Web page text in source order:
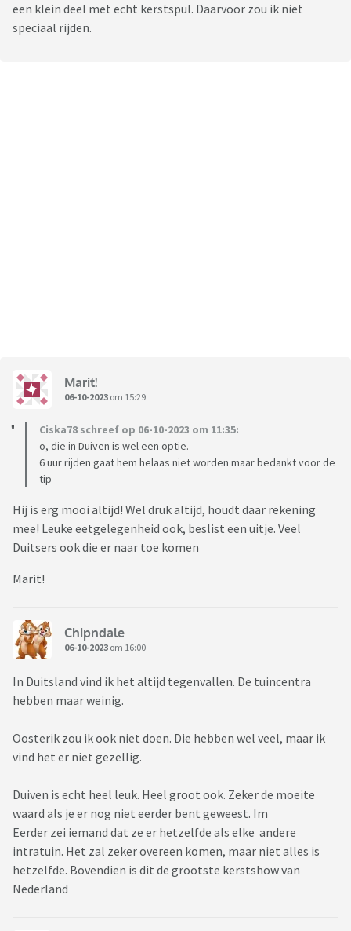
een klein deel met echt kerstspul. Daarvoor zou ik niet
speciaal rijden.
Marit!
06-10-2023 om 15:29
Ciska78 schreef op 06-10-2023 om 11:35:
o, die in Duiven is wel een optie.
6 uur rijden gaat hem helaas niet worden maar bedankt voor de
tip
Hij is erg mooi altijd! Wel druk altijd, houdt daar rekening
mee! Leuke eetgelegenheid ook, beslist een uitje. Veel
Duitsers ook die er naar toe komen
Marit!
Chipndale
06-10-2023 om 16:00
In Duitsland vind ik het altijd tegenvallen. De tuincentra
hebben maar weinig.
Oosterik zou ik ook niet doen. Die hebben wel veel, maar ik
vind het er niet gezellig.
Duiven is echt heel leuk. Heel groot ook. Zeker de moeite
waard als je er nog niet eerder bent geweest. Im
Eerder zei iemand dat ze er hetzelfde als elke andere
intratuin. Het zal zeker overeen komen, maar niet alles is
hetzelfde. Bovendien is dit de grootste kerstshow van
Nederland